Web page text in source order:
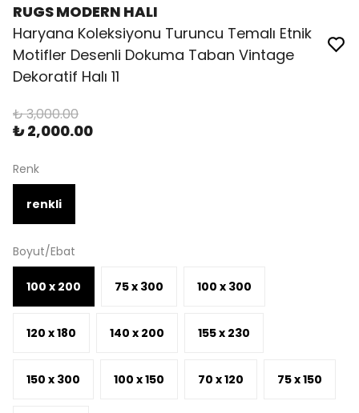
RUGS MODERN HALI
Haryana Koleksiyonu Turuncu Temalı Etnik
Motifler Desenli Dokuma Taban Vintage
Dekoratif Halı 11
₺ 3,000.00
₺ 2,000.00
Renk
renkli
Boyut/Ebat
100 x 200 75 x 300 100 x 300
120 x 180 140 x 200 155 x 230
150 x 300 100 x 150 70 x 120 75 x 150